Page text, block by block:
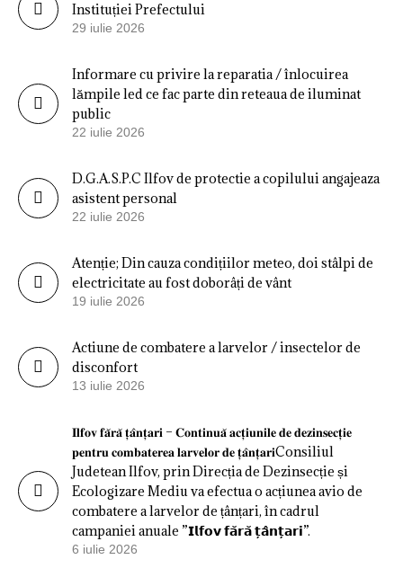
Instituției Prefectului
29 iulie 2026
Informare cu privire la reparatia / înlocuirea
lămpile led ce fac parte din reteaua de iluminat
public
22 iulie 2026
D.G.A.S.P.C Ilfov de protectie a copilului angajeaza
asistent personal
22 iulie 2026
Atenție; Din cauza condițiilor meteo, doi stâlpi de
electricitate au fost doborâți de vânt
19 iulie 2026
Actiune de combatere a larvelor / insectelor de
disconfort
13 iulie 2026
𝐈𝐥𝐟𝐨𝐯 𝐟𝐚̆𝐫𝐚̆ 𝐭̦𝐚̂𝐧𝐭̦𝐚𝐫𝐢 – 𝐂𝐨𝐧𝐭𝐢𝐧𝐮𝐚̆ 𝐚𝐜𝐭̦𝐢𝐮𝐧𝐢𝐥𝐞 𝐝𝐞 𝐝𝐞𝐳𝐢𝐧𝐬𝐞𝐜𝐭̦𝐢𝐞
𝐩𝐞𝐧𝐭𝐫𝐮 𝐜𝐨𝐦𝐛𝐚𝐭𝐞𝐫𝐞𝐚 𝐥𝐚𝐫𝐯𝐞𝐥𝐨𝐫 𝐝𝐞 𝐭̦𝐚̂𝐧𝐭̦𝐚𝐫𝐢Consiliul
Judetean Ilfov, prin Direcția de Dezinsecție și
Ecologizare Mediu va efectua o acțiunea avio de
combatere a larvelor de țânțari, în cadrul
campaniei anuale ”𝗜𝗹𝗳𝗼𝘃 𝗳𝗮̆𝗿𝗮̆ 𝘁̦𝗮̂𝗻𝘁̦𝗮𝗿𝗶”.
6 iulie 2026